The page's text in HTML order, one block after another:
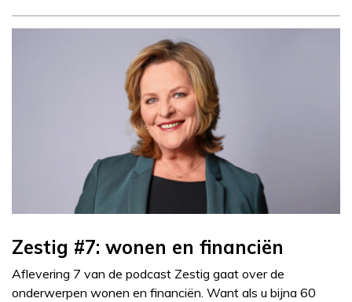
Zestig #7: wonen en financiën
Aflevering 7 van de podcast Zestig gaat over de
onderwerpen wonen en financiën. Want als u bijna 60